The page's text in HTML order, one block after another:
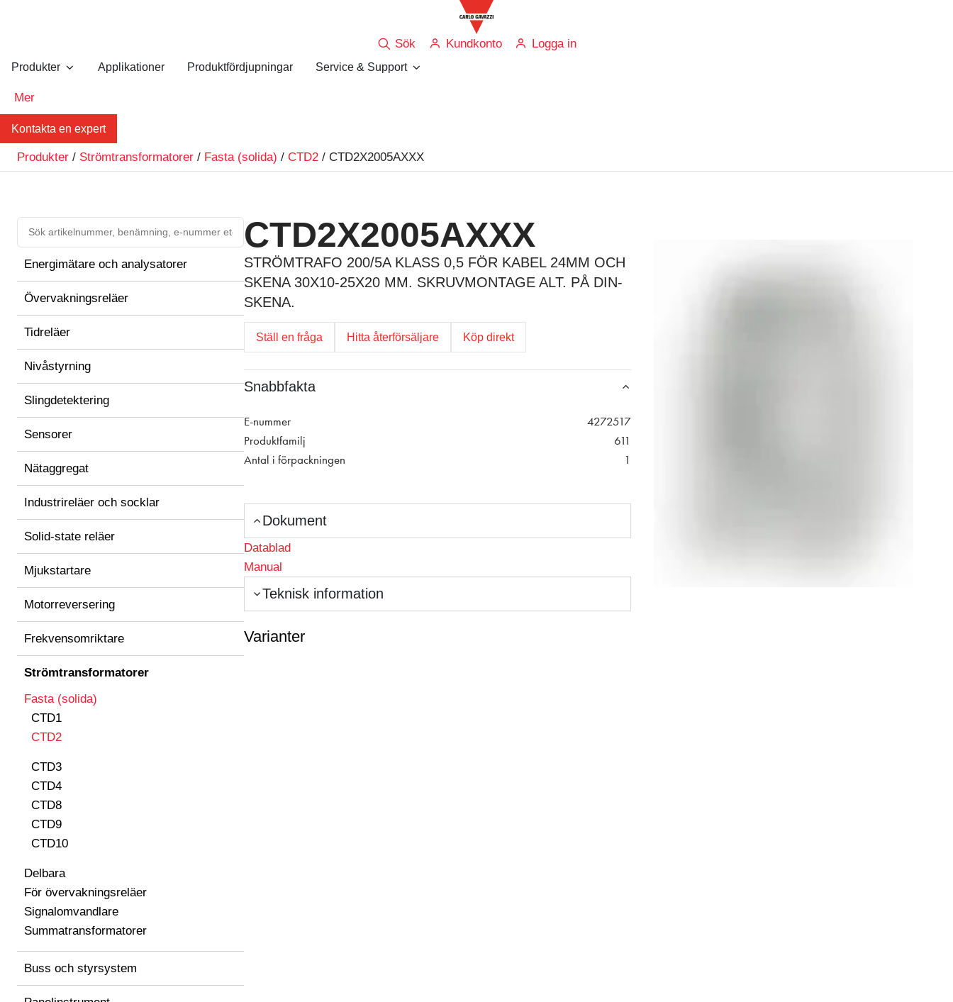
Sök Kundkonto Logga in
Produkter Applikationer Produktfördjupningar Service & Support
Mer
Kontakta en expert
Produkter / Strömtransformatorer / Fasta (solida) / CTD2 / CTD2X2005AXXX
Energimätare och analysatorer
Övervakningsreläer
Tidreläer
Nivåstyrning
Slingdetektering
Sensorer
Nätaggregat
Industrireläer och socklar
Solid-state reläer
Mjukstartare
Motorreversering
Frekvensomriktare
Strömtransformatorer
Fasta (solida)
CTD1
CTD2
CTD3
CTD4
CTD8
CTD9
CTD10
Delbara
För övervakningsreläer
Signalomvandlare
Summatransformatorer
Buss och styrsystem
CTD2X2005AXXX
STRÖMTRAFO 200/5A KLASS 0,5 FÖR KABEL 24MM OCH
SKENA 30X10-25X20 MM. SKRUVMONTAGE ALT. PÅ DIN-
SKENA.
Ställ en fråga Hitta återförsäljare Köp direkt
Snabbfakta
E-nummer
4272517
Produktfamilj
611
Antal i förpackningen
1
Dokument
Datablad
Manual
Teknisk information
Varianter